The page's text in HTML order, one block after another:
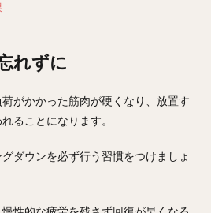
れずに
がかかった筋肉が硬くなり、放置す
ることになります。
ダウンを必ず行う習慣をつけましょ